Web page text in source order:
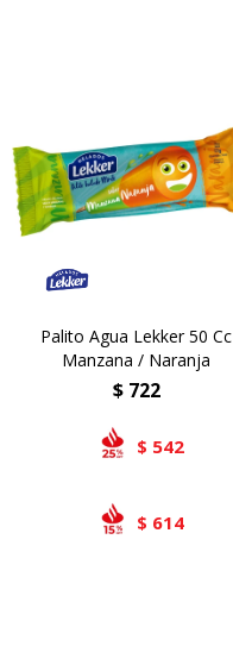
Palito Agua Lekker 50 Cc
Manzana / Naranja
$ 722
$ 542
$ 614